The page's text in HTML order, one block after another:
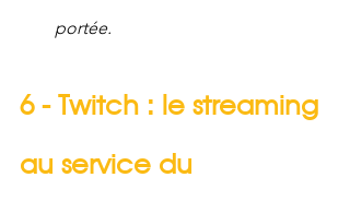
portée.
6 - Twitch : le streaming
au service du